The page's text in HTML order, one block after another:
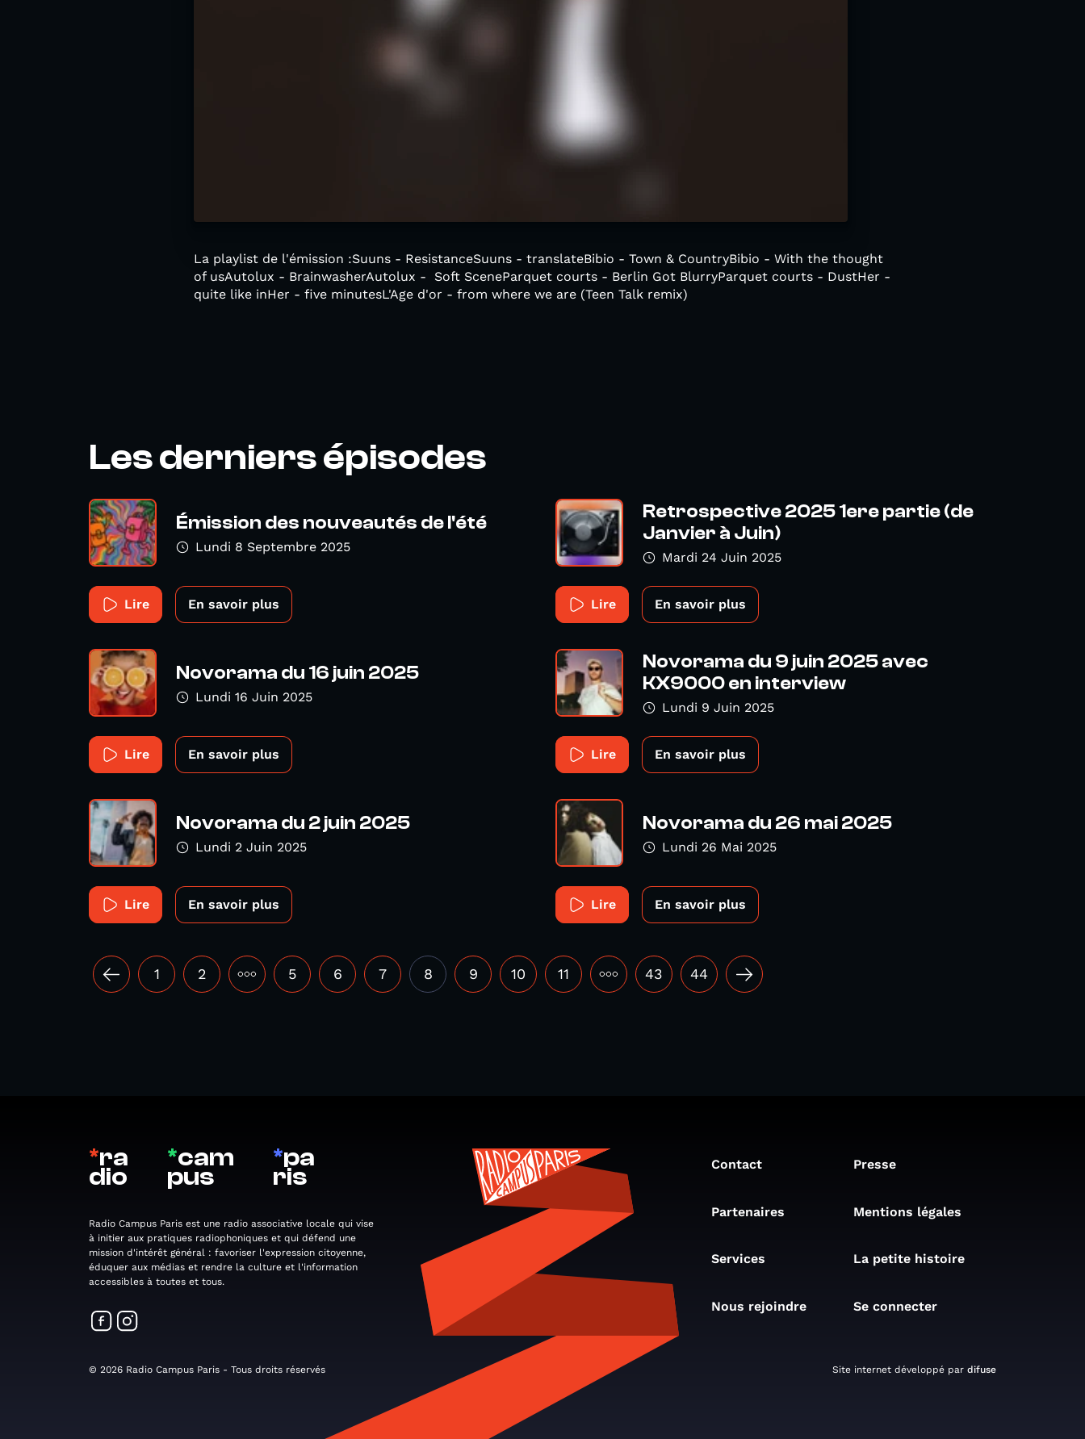
La playlist de l'émission :Suuns - ResistanceSuuns - translateBibio - Town & CountryBibio - With the thought
of usAutolux - BrainwasherAutolux - Soft SceneParquet courts - Berlin Got BlurryParquet courts - DustHer -
quite like inHer - five minutesL'Age d'or - from where we are (Teen Talk remix)
Les derniers épisodes
Émission des nouveautés de l'été
Lundi 8 Septembre 2025
Lire En savoir plus
Retrospective 2025 1ere partie (de
Janvier à Juin)
Mardi 24 Juin 2025
Lire En savoir plus
Novorama du 16 juin 2025
Lundi 16 Juin 2025
Lire En savoir plus
Novorama du 9 juin 2025 avec
KX9000 en interview
Lundi 9 Juin 2025
Lire En savoir plus
Novorama du 2 juin 2025
Lundi 2 Juin 2025
Lire En savoir plus
Novorama du 26 mai 2025
Lundi 26 Mai 2025
Lire En savoir plus
1 2 ••• 5 6 7 8 9 10 11 ••• 43 44
*ra
dio
*cam
pus
*pa
ris
Radio Campus Paris est une radio associative locale qui vise
à initier aux pratiques radiophoniques et qui défend une
mission d'intérêt général : favoriser l'expression citoyenne,
éduquer aux médias et rendre la culture et l'information
accessibles à toutes et tous.
Contact Presse
Partenaires Mentions légales
Services La petite histoire
Nous rejoindre Se connecter
© 2026 Radio Campus Paris - Tous droits réservés Site internet développé par difuse